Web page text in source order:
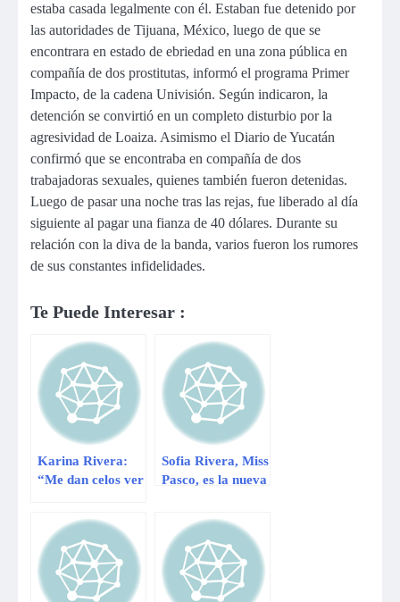
estaba casada legalmente con él. Estaban fue detenido por
las autoridades de Tijuana, México, luego de que se
encontrara en estado de ebriedad en una zona pública en
compañía de dos prostitutas, informó el programa Primer
Impacto, de la cadena Univisión. Según indicaron, la
detención se convirtió en un completo disturbio por la
agresividad de Loaiza. Asimismo el Diario de Yucatán
confirmó que se encontraba en compañía de dos
trabajadoras sexuales, quienes también fueron detenidas.
Luego de pasar una noche tras las rejas, fue liberado al día
siguiente al pagar una fianza de 40 dólares. Durante su
relación con la diva de la banda, varios fueron los rumores
de sus constantes infidelidades.
Te Puede Interesar :
Karina Rivera:
“Me dan celos ver
Fundichely besar
a ‘Charito’”
Sofia Rivera, Miss
Pasco, es la nueva